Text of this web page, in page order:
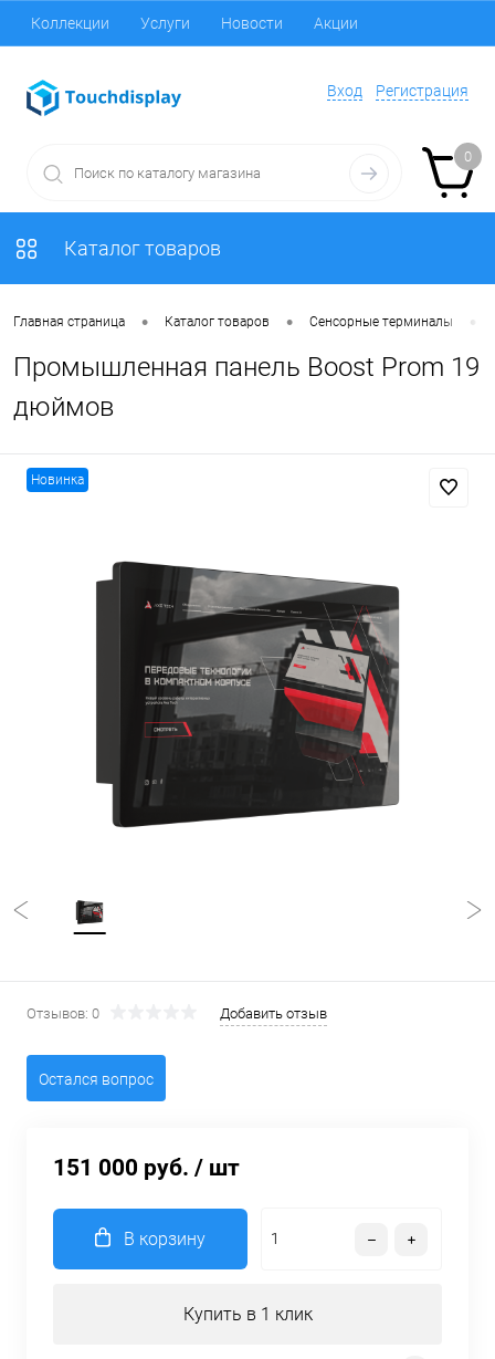
Коллекции Услуги Новости Акции
Вход Регистрация
0
Каталог товаров
Главная страница • Каталог товаров • Сенсорные терминалы •
Промышленная панель Boost Prom 19
дюймов
Новинка
Отзывов: 0 Добавить отзыв
Остался вопрос
151 000 руб. / шт
В корзину
Купить в 1 клик